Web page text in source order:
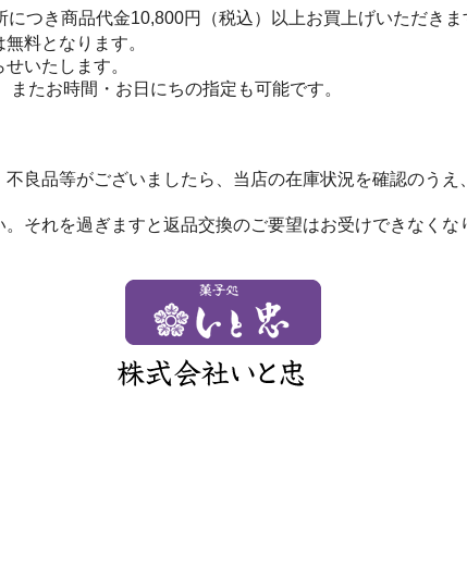
つき商品代金10,800円（税込）以上お買上げいただき
料となります。
せいたします。
たお時間・お日にちの指定も可能です。
良品等がございましたら、当店の在庫状況を確認のう
それを過ぎますと返品交換のご要望はお受けできなく